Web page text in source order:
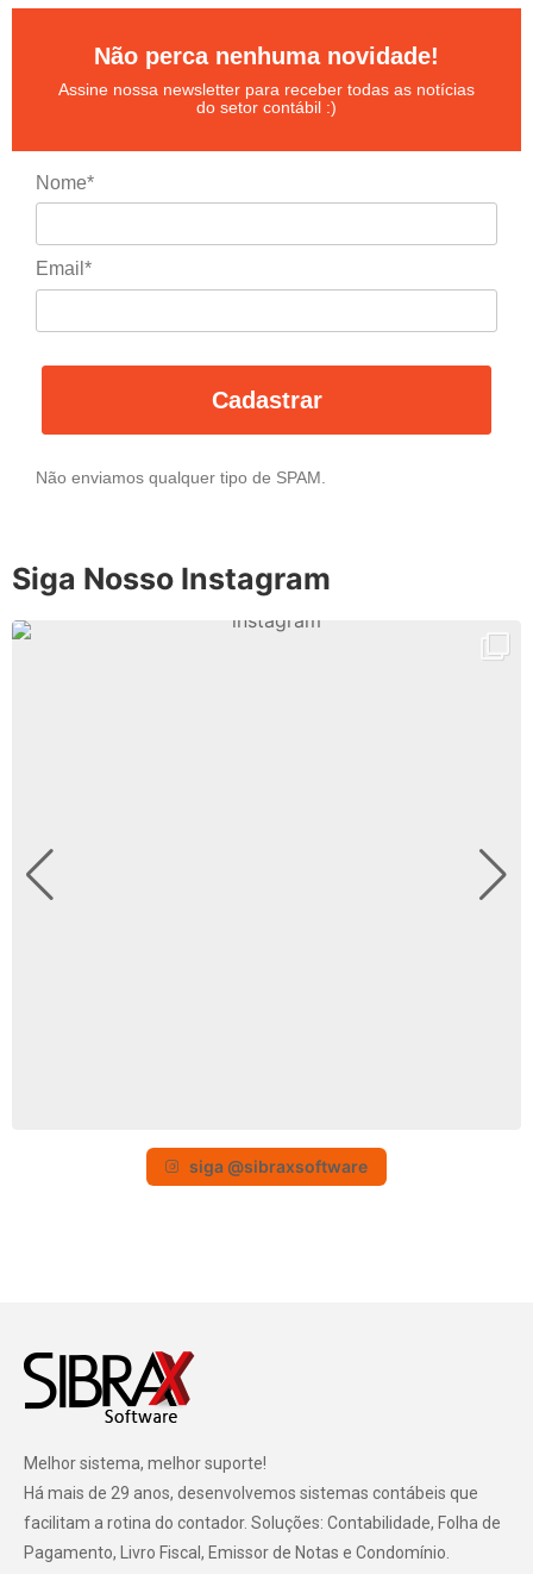
Não perca nenhuma novidade!
Assine nossa newsletter para receber todas as notícias
do setor contábil :)
Nome*
Email*
Cadastrar
Não enviamos qualquer tipo de SPAM.
Siga Nosso Instagram
siga @sibraxsoftware
Melhor sistema, melhor suporte!
Há mais de 29 anos, desenvolvemos sistemas contábeis que
facilitam a rotina do contador. Soluções: Contabilidade, Folha de
Pagamento, Livro Fiscal, Emissor de Notas e Condomínio.